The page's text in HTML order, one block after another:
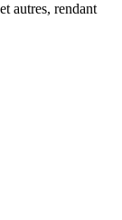
autres, rendant